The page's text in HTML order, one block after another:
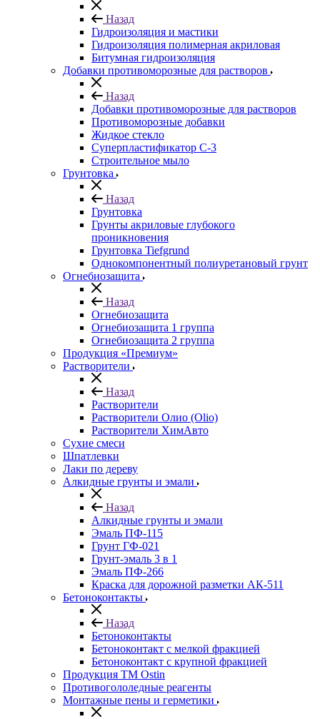
Назад
Гидроизоляция и мастики
Гидроизоляция полимерная акриловая
Битумная гидроизоляция
Добавки противоморозные для растворов
Назад
Добавки противоморозные для растворов
Противоморозные добавки
Жидкое стекло
Суперпластификатор С-3
Строительное мыло
Грунтовка
Назад
Грунтовка
Грунты акриловые глубокого
проникновения
Грунтовка Tiefgrund
Однокомпонентный полиуретановый грунт
Огнебиозащита
Назад
Огнебиозащита
Огнебиозащита 1 группа
Огнебиозащита 2 группа
Продукция «Премиум»
Растворители
Назад
Растворители
Растворители Олио (Olio)
Растворители ХимАвто
Сухие смеси
Шпатлевки
Лаки по дереву
Алкидные грунты и эмали
Назад
Алкидные грунты и эмали
Эмаль ПФ-115
Грунт ГФ-021
Грунт-эмаль 3 в 1
Эмаль ПФ-266
Краска для дорожной разметки АК-511
Бетоноконтакты
Назад
Бетоноконтакты
Бетоноконтакт с мелкой фракцией
Бетоноконтакт с крупной фракцией
Продукция ТМ Ostin
Противогололедные реагенты
Монтажные пены и герметики